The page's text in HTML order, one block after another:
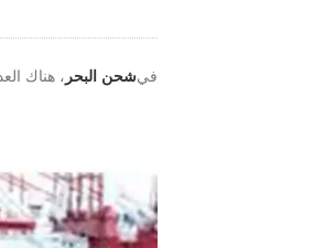
فيشحن البحر ، هناك